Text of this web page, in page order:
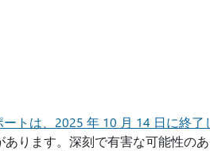
トは、2025 年 10 月 14 日に終了
ります。深刻で有害な可能性の